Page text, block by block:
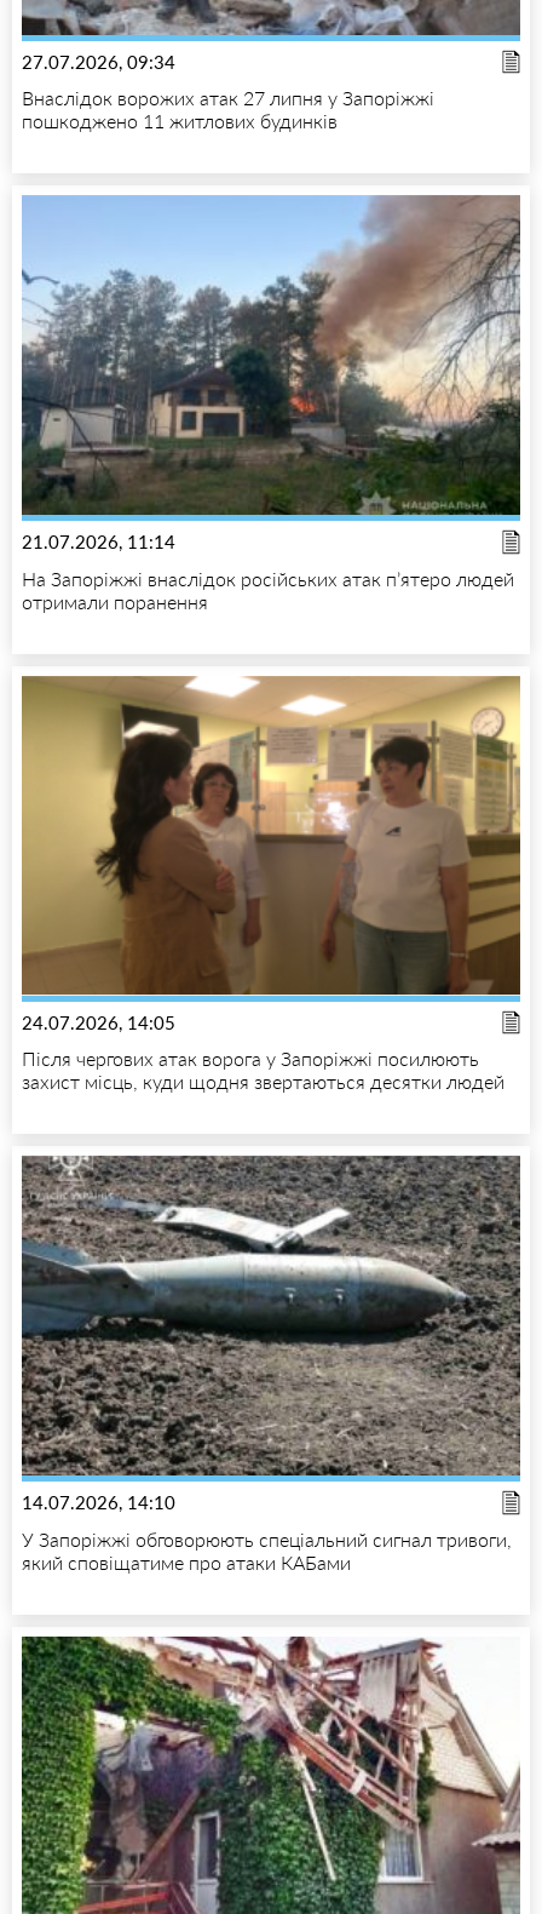
27.07.2026, 09:34
Внаслідок ворожих атак 27 липня у Запоріжжі
пошкоджено 11 житлових будинків
21.07.2026, 11:14
На Запоріжжі внаслідок російських атак п’ятеро людей
отримали поранення
24.07.2026, 14:05
Після чергових атак ворога у Запоріжжі посилюють
захист місць, куди щодня звертаються десятки людей
14.07.2026, 14:10
У Запоріжжі обговорюють спеціальний сигнал тривоги,
який сповіщатиме про атаки КАБами